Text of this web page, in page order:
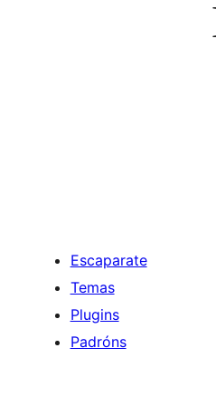
Escaparate
Temas
Plugins
Padróns